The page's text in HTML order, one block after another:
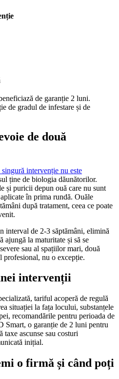
de garanție 2 luni.
de gradul de infestare și de
de două
singură intervenție nu este
ține de biologia dăunătorilor.
și puricii depun ouă care nu sunt
în prima rundă. Ouăle
după tratament, ceea ce poate
interval de 2-3 săptămâni, elimină
ajungă la maturitate și să se
sau al spațiilor mari, două
profesional, nu o excepție.
intervenții
tariful acoperă de regulă
situației la fața locului, substanțele
recomandările pentru perioada de
Smart, o garanție de 2 luni pentru
ascunse sau costuri
inițial.
o firmă și când poți